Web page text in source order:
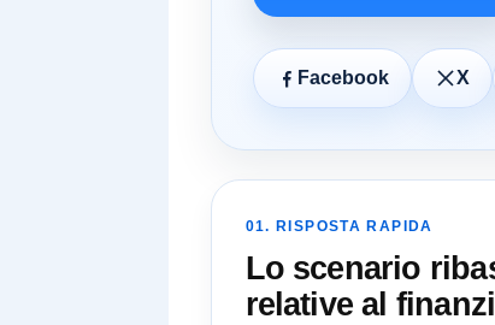
Facebook X
01. RISPOSTA RAPIDA
Lo scenario
relative al